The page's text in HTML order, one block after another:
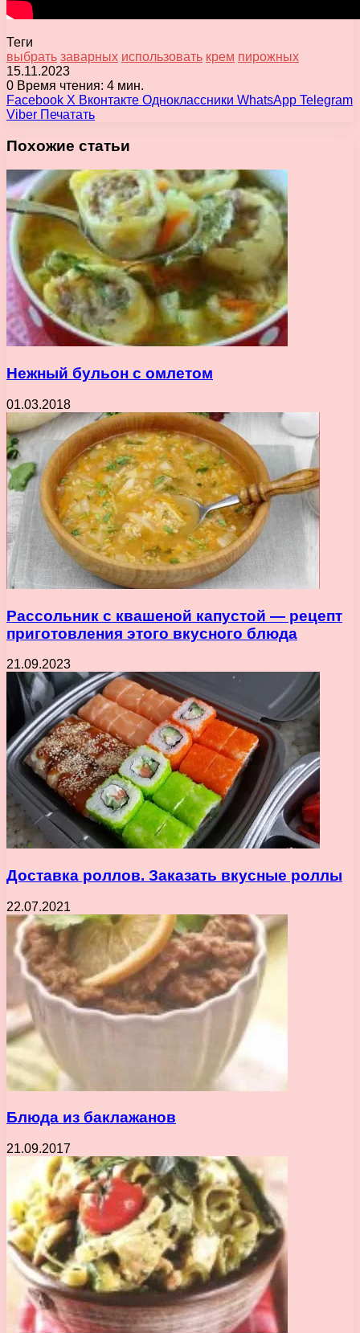
Теги
выбрать заварных использовать крем пирожных
15.11.2023
0 Время чтения: 4 мин.
Facebook X Вконтакте Одноклассники WhatsApp Telegram
Viber Печатать
Похожие статьи
Нежный бульон с омлетом
01.03.2018
Рассольник с квашеной капустой — рецепт
приготовления этого вкусного блюда
21.09.2023
Доставка роллов. Заказать вкусные роллы
22.07.2021
Блюда из баклажанов
21.09.2017